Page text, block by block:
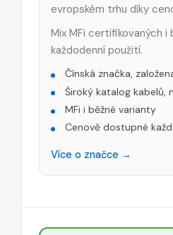
evropském trhu díky
Mix MFi certifikovaných i
každodenní použití.
Čínská značka,
Široký katalog kabelů,
MFi i běžné varianty
Cenově dostupné
Více o značce →